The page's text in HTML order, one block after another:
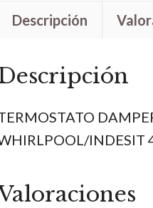
Descripción
INDESIT